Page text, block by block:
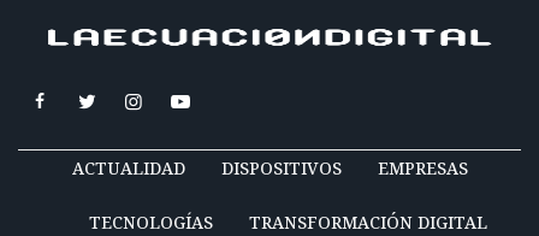
ACTUALIDAD DISPOSITIVOS EMPRESAS
TECNOLOGÍAS TRANSFORMACIÓN DIGITAL